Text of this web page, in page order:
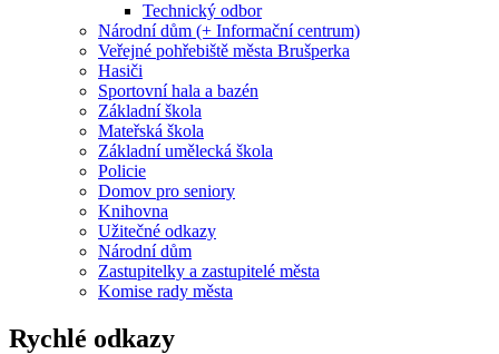
Technický odbor
Národní dům (+ Informační centrum)
Veřejné pohřebiště města Brušperka
Hasiči
Sportovní hala a bazén
Základní škola
Mateřská škola
Základní umělecká škola
Policie
Domov pro seniory
Knihovna
Užitečné odkazy
Národní dům
Zastupitelky a zastupitelé města
Komise rady města
Rychlé odkazy